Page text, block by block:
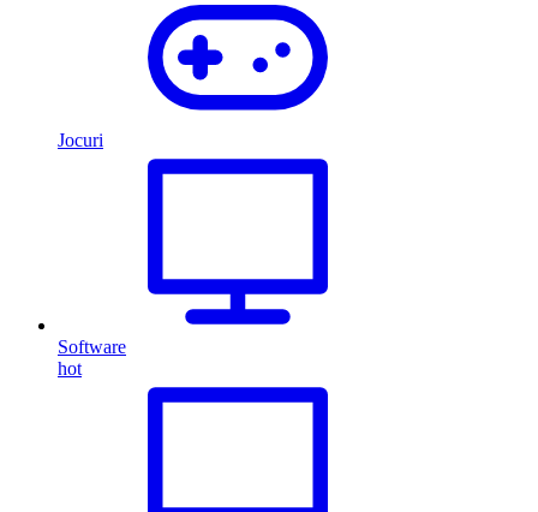
Jocuri
Software
hot